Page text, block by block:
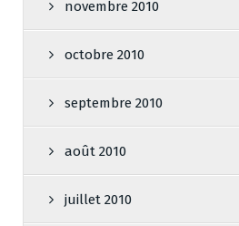
novembre 2010
octobre 2010
septembre 2010
août 2010
juillet 2010